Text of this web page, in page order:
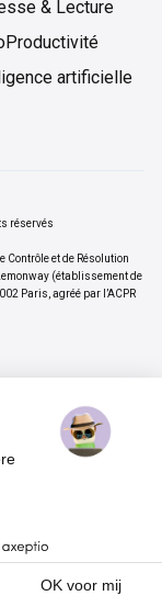
OK voor mij
& Lecture
Productivité
artificielle
réservés
et de Résolution
(établissement de
Paris, agréé par l’ACPR